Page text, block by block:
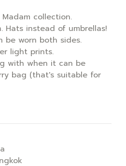
collection.
Hats instead of umbrellas!
be worn both sides.
light prints.
with when it can be
bag (that's suitable for